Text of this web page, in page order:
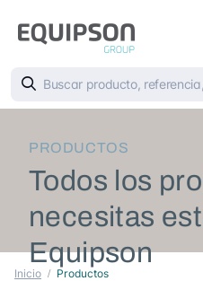
PRODUCTOS
Todos los
necesitas
Equipson
Inicio Productos